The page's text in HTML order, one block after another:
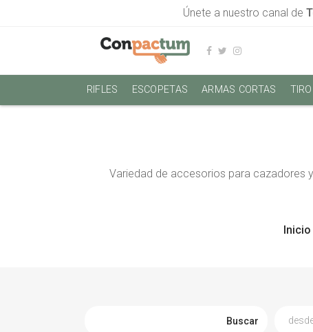
Únete a nuestro canal de
RIFLES ESCOPETAS ARMAS CORTAS
Variedad de accesorios para cazadores
Inicio
Buscar